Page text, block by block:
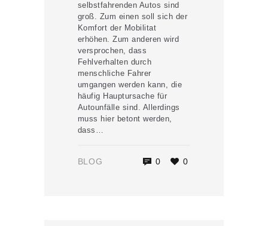
selbstfahrenden Autos sind
groß. Zum einen soll sich der
Komfort der Mobilitat
erhöhen. Zum anderen wird
versprochen, dass
Fehlverhalten durch
menschliche Fahrer
umgangen werden kann, die
häufig Hauptursache für
Autounfälle sind. Allerdings
muss hier betont werden,
dass…
BLOG 0 0